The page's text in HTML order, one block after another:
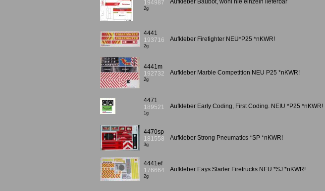
194987
2g
Aufkleber Baubot, wohl nie einzeln lieferbar
4441
193716
2g
Aufkleber Firefighter NEU*P25 *nKWR!
4441m
192732
2g
Aufkleber Marble Competition NEU P25 *nKWR!
4471
189521
1g
Aufkleber Early Coding, First Coding. NEIU *P25 *nKWR!
4470sp
181558
3g
Aufkleber Strong Pneumatics *SP *nKWR!
4441ef
176664
2g
Aufkleber Eays Starter Firetrucks NEU *SJ *nKWR!